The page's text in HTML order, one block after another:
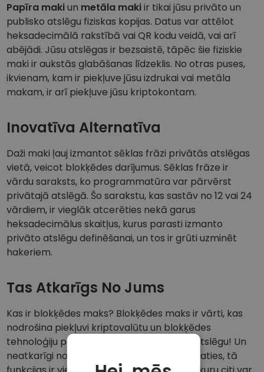
Papīra makiun metāla makiir tikai jūsu privāto un
publisko atslēgu fiziskas kopijas. Datus var attēlot
heksadecimālā rakstībā vai QR kodu veidā, vai arī
abējādi. Jūsu atslēgas ir bezsaistē, tāpēc šie fiziskie
maki ir aukstās glabāšanas līdzeklis. No otras puses,
ikvienam, kam ir piekļuve jūsu izdrukai vai metāla
makam, ir arī piekļuve jūsu kriptokontam.
Inovatīva Alternatīva
Daži maki ļauj izmantot sēklas frāzi privātās atslēgas
vietā, veicot blokķēdes darījumus. Sēklas frāze ir
vārdu saraksts, ko programmatūra var pārvērst
privātajā atslēgā. Šo sarakstu, kas sastāv no 12 vai 24
vārdiem, ir vieglāk atcerēties nekā garus
heksadecimālus skaitļus, kurus parasti izmanto
privāto atslēgu definēšanai, un tos ir grūti uzminēt
hakeriem.
Tas Atkarīgs No Jums
Kas ir blokķēdes maks? Blokķēdes maks ir vārti, kas
nodrošina piekļuvi kriptovalūtu un blokķēdes
tehnoloģiju pasaulei. Nepazaudējiet savu atslēgu! Un
neatkarīgi no tā, kādu maka veidu jūs izvēlaties, tā